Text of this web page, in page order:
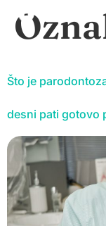
Što je
desni pati gotovo